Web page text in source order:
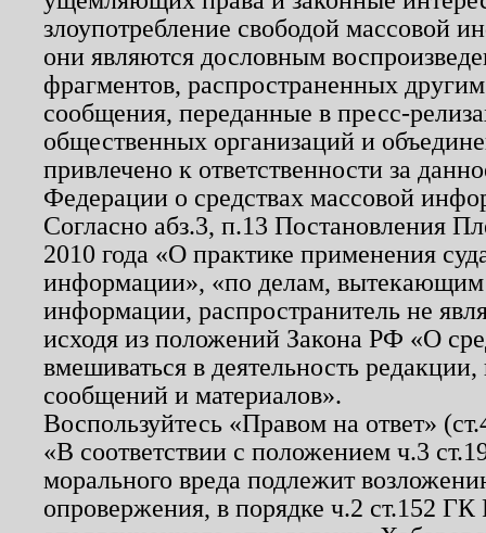
злоупотребление свободой массовой
они являются дословным
фрагментов, распространенных
сообщения, переданные в пресс-
общественных организаций и
привлечено к ответственности за
Федерации о средствах массовой
Согласно абз.3, п.13 Постановления
2010 года «О практике применения
информации», «по делам, вытекающим
информации, распространитель не
исходя из положений Закона РФ «О
вмешиваться в деятельность
сообщений и материалов».
Воспользуйтесь «Правом на ответ»
«В соответствии с положением ч.3
морального вреда подлежит
опровержения, в порядке ч.2 ст.152